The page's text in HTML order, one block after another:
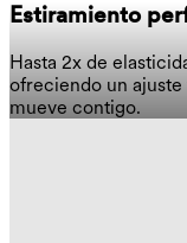
Estiramiento
Hasta 2x de
ofreciendo un
mueve contigo.